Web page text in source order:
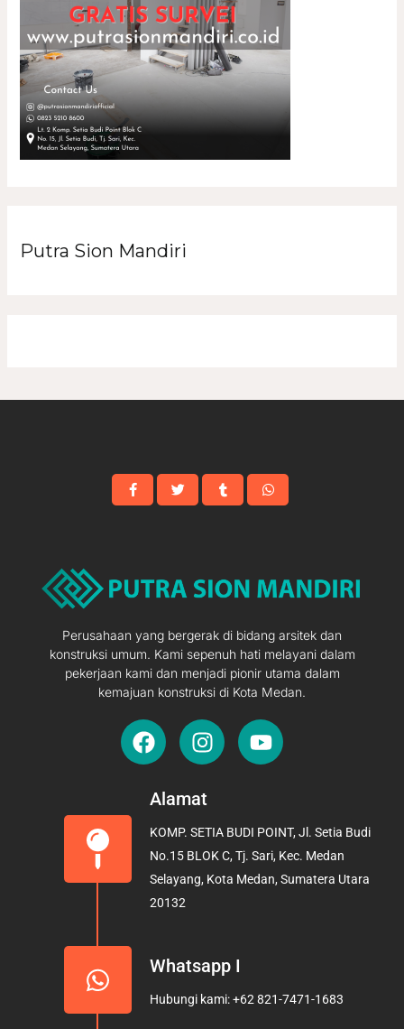
Putra Sion Mandiri
Perusahaan yang bergerak di bidang arsitek dan
konstruksi umum. Kami sepenuh hati melayani dalam
pekerjaan kami dan menjadi pionir utama dalam
kemajuan konstruksi di Kota Medan.
F
a
e
o
o
k
I
n
t
g
r
a
Y
o
b
e
Alamat
KOMP. SETIA BUDI POINT, Jl. Setia Budi
No.15 BLOK C, Tj. Sari, Kec. Medan
Selayang, Kota Medan, Sumatera Utara
20132
Whatsapp I
Hubungi kami: +62 821-7471-1683